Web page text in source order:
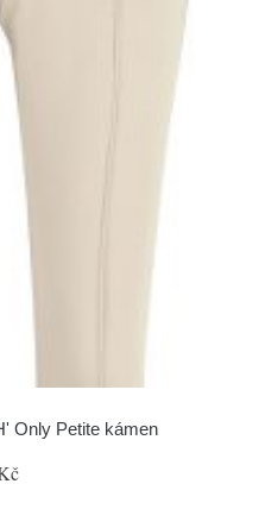
Only Petite kámen